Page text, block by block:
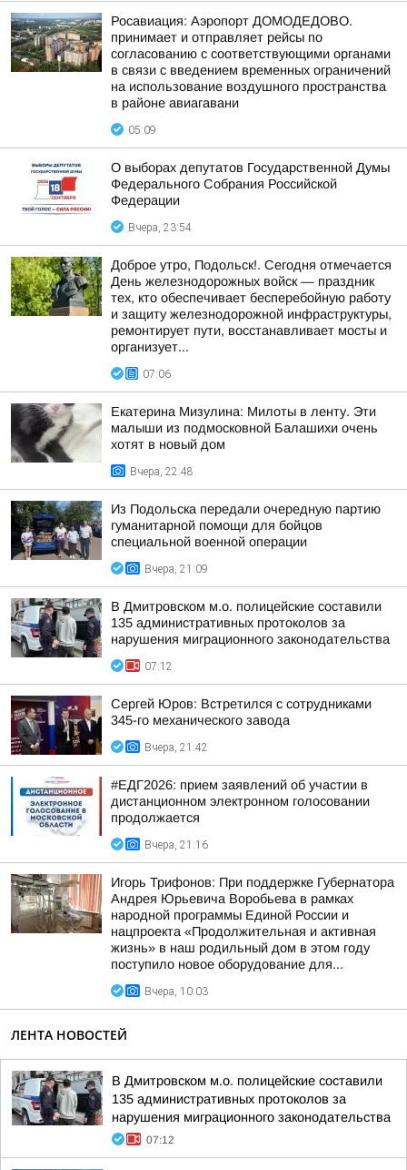
Росавиация: Аэропорт ДОМОДЕДОВО.
принимает и отправляет рейсы по
согласованию с соответствующими органами
в связи с введением временных ограничений
на использование воздушного пространства
в районе авиагавани
05:09
О выборах депутатов Государственной Думы
Федерального Собрания Российской
Федерации
Вчера, 23:54
Доброе утро, Подольск!. Сегодня отмечается
День железнодорожных войск — праздник
тех, кто обеспечивает бесперебойную работу
и защиту железнодорожной инфраструктуры,
ремонтирует пути, восстанавливает мосты и
организует...
07:06
Екатерина Мизулина: Милоты в ленту. Эти
малыши из подмосковной Балашихи очень
хотят в новый дом
Вчера, 22:48
Из Подольска передали очередную партию
гуманитарной помощи для бойцов
специальной военной операции
Вчера, 21:09
В Дмитровском м.о. полицейские составили
135 административных протоколов за
нарушения миграционного законодательства
07:12
Сергей Юров: Встретился с сотрудниками
345-го механического завода
Вчера, 21:42
#ЕДГ2026: прием заявлений об участии в
дистанционном электронном голосовании
продолжается
Вчера, 21:16
Игорь Трифонов: При поддержке Губернатора
Андрея Юрьевича Воробьева в рамках
народной программы Единой России и
нацпроекта «Продолжительная и активная
жизнь» в наш родильный дом в этом году
поступило новое оборудование для...
Вчера, 10:03
ЛЕНТА НОВОСТЕЙ
В Дмитровском м.о. полицейские составили
135 административных протоколов за
нарушения миграционного законодательства
07:12